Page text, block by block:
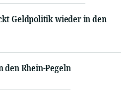
Geldpolitik wieder in den
den Rhein-Pegeln